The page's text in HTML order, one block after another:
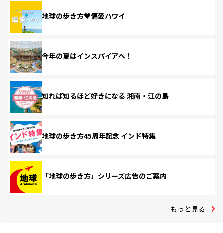
地球の歩き方♥偏愛ハワイ
今年の夏はインスパイアへ！
知れば知るほど好きになる 湘南・江の島
地球の歩き方45周年記念 インド特集
「地球の歩き方」シリーズ広告のご案内
もっと見る